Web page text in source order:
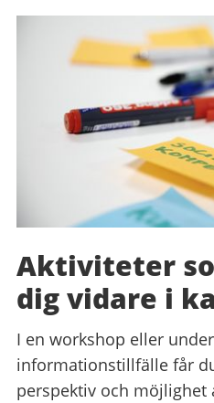
Aktiviteter
dig vidare i
I en workshop eller
informationstillfälle får
perspektiv och möjlighet